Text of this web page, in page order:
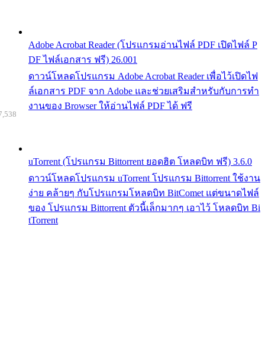
Adobe Acrobat Reader (โปรแกรมอ่านไฟล์ PDF เปิดไฟล์ P
DF ไฟล์เอกสาร ฟรี) 26.001
ดาวน์โหลดโปรแกรม Adobe Acrobat Reader เพื่อไว้เปิดไฟ
ล์เอกสาร PDF จาก Adobe และช่วยเสริมสำหรับกับการทำ
งานของ Browser ให้อ่านไฟล์ PDF ได้ ฟรี
uTorrent (โปรแกรม Bittorrent ยอดฮิต โหลดบิท ฟรี) 3.6.0
ดาวน์โหลดโปรแกรม uTorrent โปรแกรม Bittorrent ใช้งาน
ง่าย คล้ายๆ กับโปรแกรมโหลดบิท BitComet แต่ขนาดไฟล์
ของ โปรแกรม Bittorrent ตัวนี้เล็กมากๆ เอาไว้ โหลดบิท Bi
tTorrent